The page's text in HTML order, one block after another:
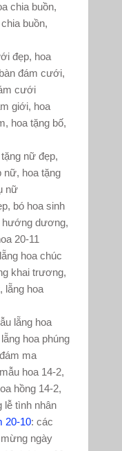
chia buồn,
buồn,
đẹp, hoa
đám cưới,
cưới
giới, hoa
hoa tặng bố,
nữ đẹp,
nữ, hoa tặng
nữ
bó hoa sinh
hướng dương,
20-11
hoa chúc
khai trương,
lẵng hoa
lẵng hoa
hoa phúng
ma
hoa 14-2,
hồng 14-2,
lễ tình nhân
20-10: các
ngày